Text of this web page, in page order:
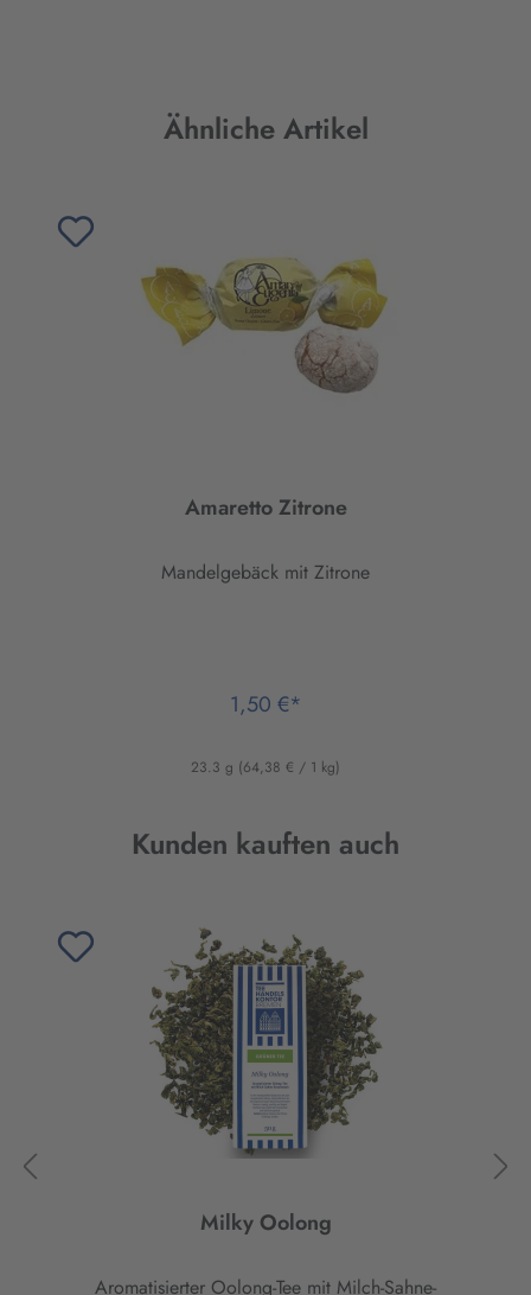
Produktgalerie überspringen
Ähnliche Artikel
Amaretto Zitrone
Mandelgebäck mit Zitrone
1,50 €*
23.3 g (64,38 € / 1 kg)
Produktgalerie überspringen
Kunden kauften auch
Milky Oolong
Aromatisierter Oolong-Tee mit Milch-Sahne-